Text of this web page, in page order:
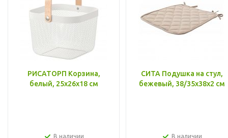
РИСАТОРП Корзина,
белый, 25x26x18 см
В наличии
СИТА Подушка на стул,
бежевый, 38/35x38x2 см
В наличии